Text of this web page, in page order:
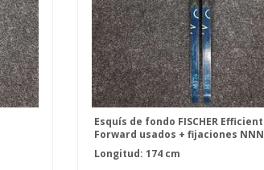
Esquís de fondo FISCHER Efficient
Forward usados + fijaciones NNN
Fischer Control
Longitud: 174 cm